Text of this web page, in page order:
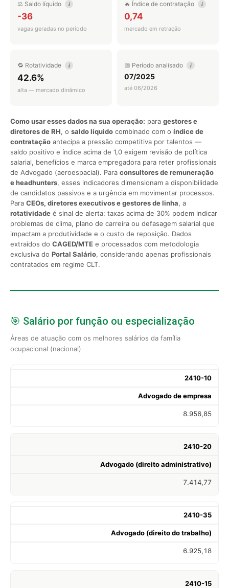
⚖️ Saldo líquido i
-36
vagas geradas no período
🔥 Índice de contratação i
0,74
mercado em retração
🔁 Rotatividade i
42.6%
alta — mercado dinâmico
📅 Período analisado i
07/2025
até 06/2026
Como usar esses dados na sua operação: para gestores e
diretores de RH, o saldo líquido combinado com o índice de
contratação antecipa a pressão competitiva por talentos —
saldo positivo e índice acima de 1,0 exigem revisão de política
salarial, benefícios e marca empregadora para reter profissionais
de Advogado (aeroespacial). Para consultores de remuneração
e headhunters, esses indicadores dimensionam a disponibilidade
de candidatos passivos e a urgência em movimentar processos.
Para CEOs, diretores executivos e gestores de linha, a
rotatividade é sinal de alerta: taxas acima de 30% podem indicar
problemas de clima, plano de carreira ou defasagem salarial que
impactam a produtividade e o custo de reposição. Dados
extraídos do CAGED/MTE e processados com metodologia
exclusiva do Portal Salário, considerando apenas profissionais
contratados em regime CLT.
🎯 Salário por função ou especialização
Áreas de atuação com os melhores salários da família
ocupacional (nacional)
2410-10
Advogado de empresa
8.956,85
2410-20
Advogado (direito administrativo)
7.414,77
2410-35
Advogado (direito do trabalho)
6.925,18
2410-15